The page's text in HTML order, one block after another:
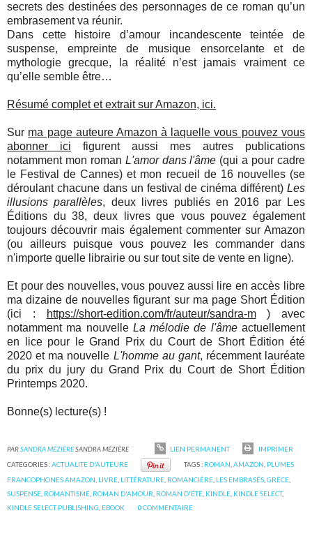
secrets des destinées des personnages de ce roman qu’un
embrasement va réunir.
Dans cette histoire d’amour incandescente teintée de
suspense, empreinte de musique ensorcelante et de
mythologie grecque, la réalité n’est jamais vraiment ce
qu’elle semble être…
Résumé complet et extrait sur Amazon, ici.
Sur ma page auteure Amazon à laquelle vous pouvez vous
abonner ici figurent aussi mes autres publications
notamment mon roman L'amor dans l'âme (qui a pour cadre
le Festival de Cannes) et mon recueil de 16 nouvelles (se
déroulant chacune dans un festival de cinéma différent) Les
illusions parallèles, deux livres publiés en 2016 par Les
Éditions du 38, deux livres que vous pouvez également
toujours découvrir mais également commenter sur Amazon
(ou ailleurs puisque vous pouvez les commander dans
n'importe quelle librairie ou sur tout site de vente en ligne).
Et pour des nouvelles, vous pouvez aussi lire en accès libre
ma dizaine de nouvelles figurant sur ma page Short Édition
(ici :
https://short-edition.com/fr/auteur/sandra-m) avec
notamment ma nouvelle La mélodie de l'âmeactuellement
en lice pour le Grand Prix du Court de Short Édition été
2020 et ma nouvelle L'homme au gant, récemment lauréate
du prix du jury du Grand Prix du Court de Short Édition
Printemps 2020.
Bonne(s) lecture(s) !
PARSANDRA MÉZIÈRESANDRA MÉZIÈRE LIEN PERMANENT
IMPRIMER
CATÉGORIES :ACTUALITE D'AUTEURE TAGS : ROMAN AMAZON PLUMES
FRANCOPHONES AMAZON LIVRE LITTÉRATURE ROMANCIÈRE LES EMBRASÉS ,GRÈCE
SUSPENSE ROMANTISME ROMAN D'AMOUR ROMAN D'ÉTÉ KINDLE KINDLE SELECT,
KINDLE SELECT PUBLISHING EBOOK 0COMMENTAIRE